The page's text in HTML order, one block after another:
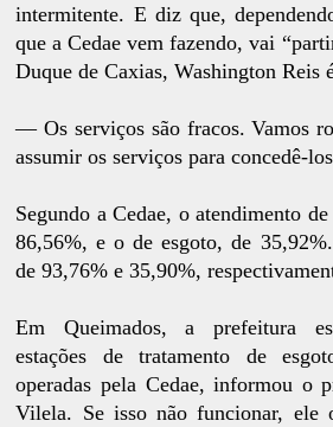
intermitente. E diz que,
que a Cedae vem fazendo, vai
Duque de Caxias, Washington Reis
— Os serviços são fracos. Vamos
assumir os serviços para concedê-
Segundo a Cedae, o atendimento
86,56%, e o de esgoto, de
de 93,76% e 35,90%,
Em Queimados, a prefeitura
estações de tratamento de
operadas pela Cedae, informou o
Vilela. Se isso não funcionar, ele